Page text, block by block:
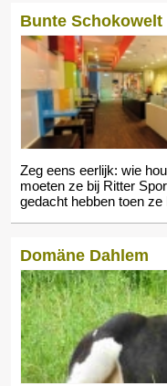
Bunte Schokowelt
Zeg eens eerlijk: wie
moeten ze bij Ritter
gedacht hebben toen ze
Domäne Dahlem